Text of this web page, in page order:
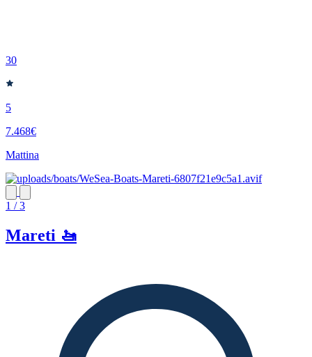
30
5
7.468€
Mattina
1 / 3
Mareti 🚤